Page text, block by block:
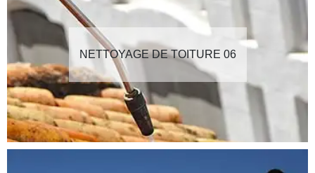
NETTOYAGE DE TOITURE 06